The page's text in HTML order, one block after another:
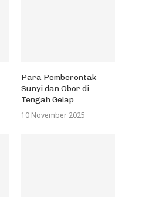
Para Pemberontak
Sunyi dan Obor di
Tengah Gelap
10 November 2025